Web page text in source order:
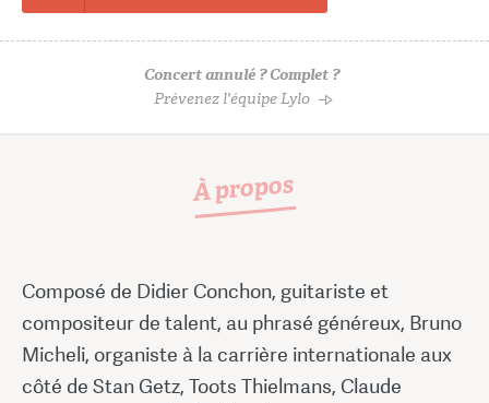
Concert annulé ? Complet ?
Prévenez l'équipe Lylo
À propos
Composé de Didier Conchon, guitariste et
compositeur de talent, au phrasé généreux, Bruno
Micheli, organiste à la carrière internationale aux
côté de Stan Getz, Toots Thielmans, Claude